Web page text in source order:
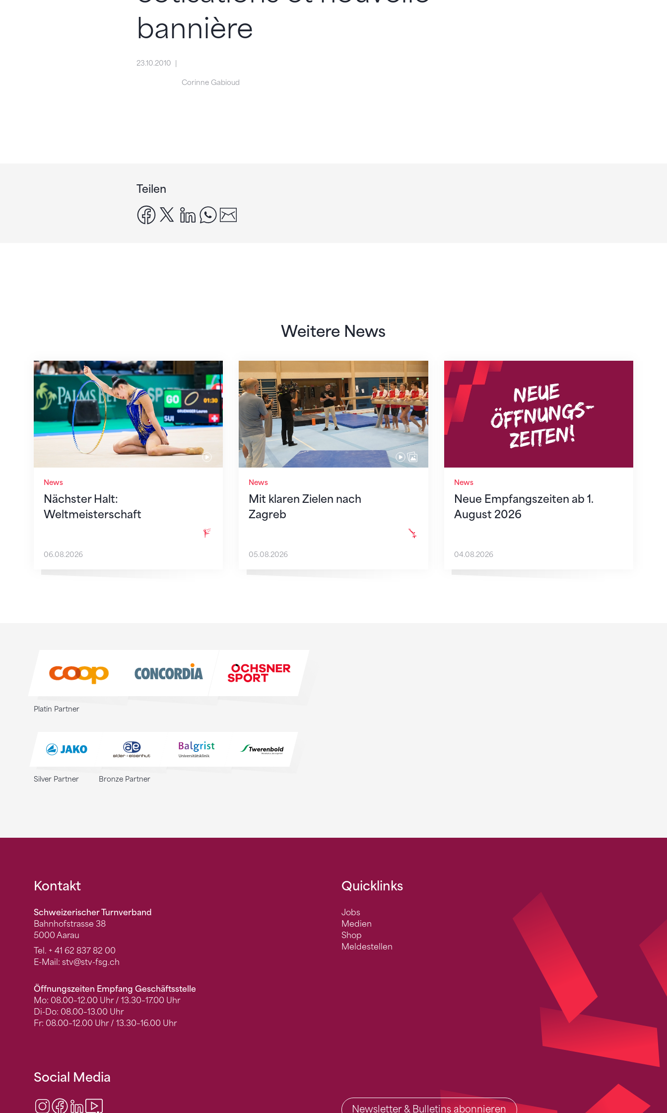
bannière
23.10.2010
Corinne Gabioud
Teilen
facebook
x linkedinwhatsapp
Weitere News
News
Nächster Halt:
Weltmeisterschaft
Nächster Halt: Weltmeisterschaft
06.08.2026
News
Mit klaren Zielen nach
Zagreb
Mit klaren Zielen nach Zagreb
05.08.2026
News
Neue Empfangszeiten ab 1.
August 2026
Neue Empfangszeiten ab 1. August 2026
04.08.2026
Platin Partner
Silver Partner Bronze Partner
Fusszeile
Kontakt
Schweizerischer Turnverband
Bahnhofstrasse 38
5000 Aarau
Tel. + 41 62 837 82 00
E-Mail: stv@stv-fsg.ch
Öffnungszeiten Empfang Geschäftsstelle
Mo: 08.00–12.00 Uhr / 13.30–17.00 Uhr
Di-Do: 08.00–13.00 Uhr
Fr: 08.00–12.00 Uhr / 13.30–16.00 Uhr
Quicklinks
Jobs
Medien
Shop
Meldestellen
Social Media
Instagram
Facebook
LinkedIn Newsletter & Bulletins abonnieren